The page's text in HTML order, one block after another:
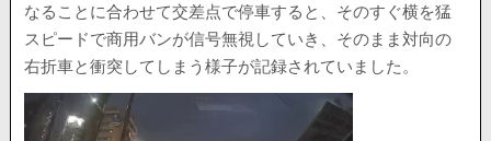
なることに合わせて交差点で停車すると、そのすぐ横を猛
スピードで商用バンが信号無視していき、そのまま対向の
右折車と衝突してしまう様子が記録されていました。